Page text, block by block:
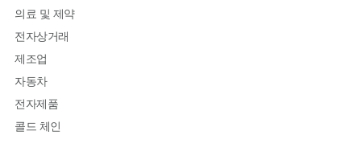
의료 및 제약
전자상거래
제조업
자동차
전자제품
콜드 체인